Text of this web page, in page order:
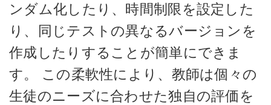
ンダム化したり、時間制限を設定した
り、同じテストの異なるバージョンを
作成したりすることが簡単にできま
す。 この柔軟性により、教師は個々の
生徒のニーズに合わせた独自の評価を